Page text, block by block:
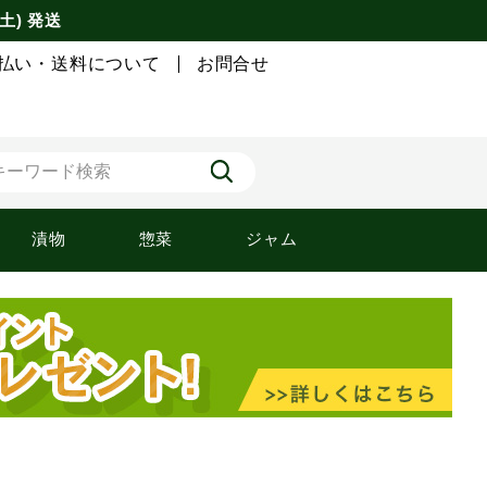
) 発送
い・送料について お問合せ
漬物 惣菜 ジャム